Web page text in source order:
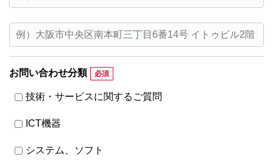
お問い合わせ分類
技術・サービスに関するご質問
ICT機器
システム、ソフト